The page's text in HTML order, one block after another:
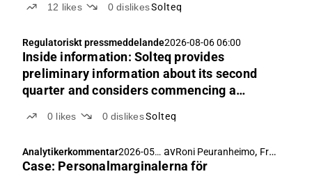
genomfördes i början av året gav ett något bättre
12 likes 0dislikesSolteq
Regulatoriskt pressmeddelande2026-08-06 06:00
Inside information: Solteq provides
preliminary information about its second
quarter and considers commencing a
maturity date of its EUR 23 million Notes
0 likes 0 dislikesSolteq
Analytikerkommentar2026-05-
28 05:36
avRoni Peuranheimo, Frans-Mikael Rostedt
Case: Personalmarginalerna för